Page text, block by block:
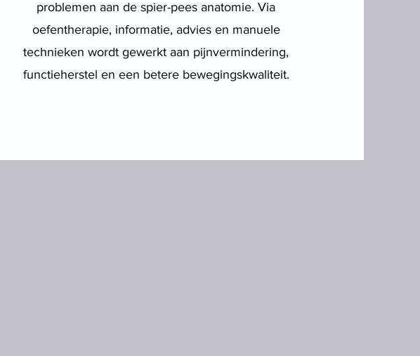
problemen aan de spier-pees anatomie. Via
oefentherapie, informatie, advies en manuele
technieken wordt gewerkt aan pijnvermindering,
functieherstel en een betere bewegingskwaliteit.